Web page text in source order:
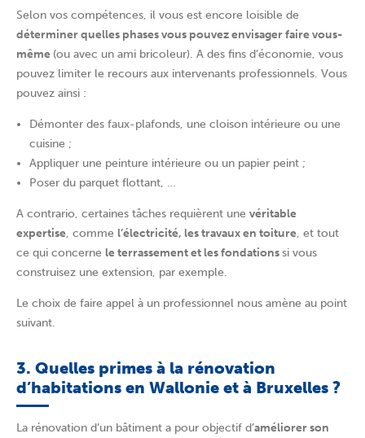
Selon vos compétences, il vous est encore loisible de
déterminer quelles phases vous pouvez envisager faire vous-
même (ou avec un ami bricoleur). A des fins d’économie, vous
pouvez limiter le recours aux intervenants professionnels. Vous
pouvez ainsi :
Démonter des faux-plafonds, une cloison intérieure ou une
cuisine ;
Appliquer une peinture intérieure ou un papier peint ;
Poser du parquet flottant, …
A contrario, certaines tâches requièrent une véritable
expertise, comme l’électricité, les travaux en toiture, et tout
ce qui concerne le terrassement et les fondationssi vous
construisez une extension, par exemple.
Le choix de faire appel à un professionnel nous amène au point
suivant.
3. Quelles primes à la rénovation
d’habitations en Wallonie et à Bruxelles ?
La rénovation d’un bâtiment a pour objectif d’améliorer son